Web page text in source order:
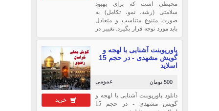
محیطی است که برای بهبود
سلامتی (رشد، نمو، تکامل) به
صورت متنوع متناسب و متعادل
باید مورد توجه قرار بگیرد. تغییر در
میوه و سبزی، افزایش استفاده از
گوشت و اخیراً غذاهای صنعتی
منجر به مصرف نمک بالاتر از حد
توصیه در گروه های
خرید
پاورپوینت آشنایی با لهجه و
گویش مشهدی - در حجم 15
اسلاید
عمومی 500 تومان
دانلود پاورپوینت آشنایی با لهجه و
گویش مشهدی - در حجم 15